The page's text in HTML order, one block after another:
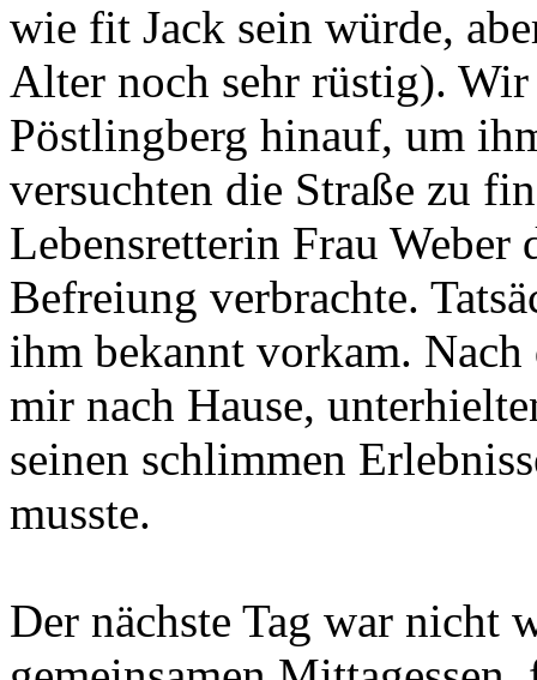
Begegnung gleich zu
Gepäck abzuladen. Vorher
wie fit Jack sein würde,
Alter noch sehr rüstig).
Pöstlingberg hinauf, um
versuchten die Straße zu
Lebensretterin Frau Weber
Befreiung verbrachte.
ihm bekannt vorkam.
mir nach Hause,
seinen schlimmen
musste.